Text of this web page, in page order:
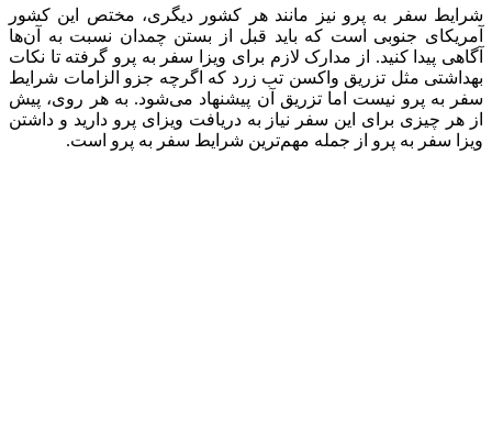
شرایط سفر به پرو نیز مانند هر کشور دیگری، مختص این کشور
آمریکای جنوبی است که باید قبل از بستن چمدان نسبت به آن‌ها
آگاهی پیدا کنید. از مدارک لازم برای ویزا سفر به پرو گرفته تا نکات
بهداشتی مثل تزریق واکسن تب زرد که اگرچه جزو الزامات شرایط
سفر به پرو نیست اما تزریق آن پیشنهاد می‌شود. به هر روی، پیش
از هر چیزی برای این سفر نیاز به دریافت ویزای پرو دارید و داشتن
ویزا سفر به پرو از جمله مهم‌ترین شرایط سفر به پرو است.